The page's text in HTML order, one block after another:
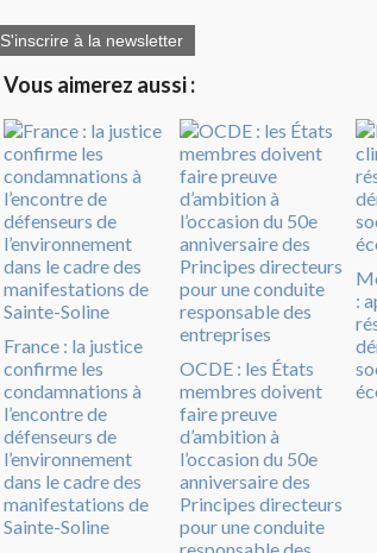
S'inscrire à la newsletter
Vous aimerez aussi :
France : la justice
confirme les
condamnations à
l’encontre de
défenseurs de
l’environnement
dans le cadre des
manifestations de
Sainte-Soline
OCDE : les États
membres doivent
faire preuve
d’ambition à
l’occasion du 50e
anniversaire des
Principes directeurs
pour une conduite
responsable des
: